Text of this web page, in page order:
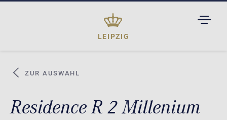
LEIPZIG
ZUR AUSWAHL
Residence R 2 Millenium